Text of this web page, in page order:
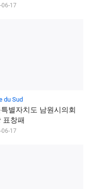
17
du Sud
특별자치도 남원시의회
표창패
17